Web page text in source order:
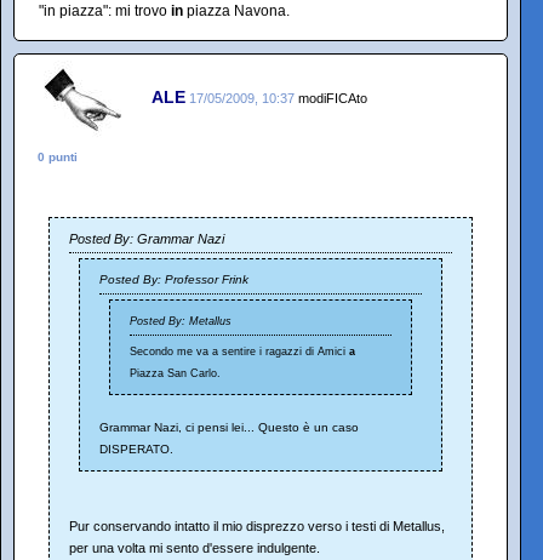
"in piazza": mi trovo in piazza Navona.
ALE 17/05/2009, 10:37 modiFICAto
0 punti
Posted By: Grammar Nazi
Posted By: Professor Frink
Posted By: Metallus
Secondo me va a sentire i ragazzi di Amici a
Piazza San Carlo.
Grammar Nazi, ci pensi lei... Questo è un caso
DISPERATO.
Pur conservando intatto il mio disprezzo verso i testi di Metallus,
per una volta mi sento d'essere indulgente.